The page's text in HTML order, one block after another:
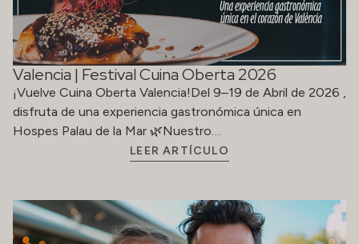
Valencia | Festival Cuina Oberta 2026
¡Vuelve Cuina Oberta Valencia!Del 9–19 de Abril de 2026 ,
disfruta de una experiencia gastronómica única en
Hospes Palau de la Mar 🌿Nuestro…
LEER ARTÍCULO